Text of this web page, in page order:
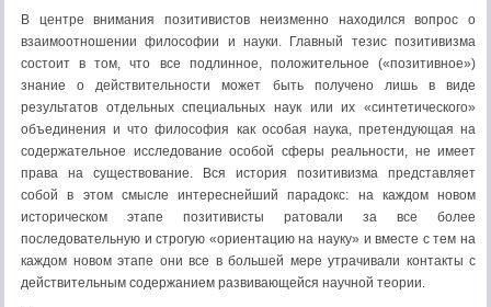
В центре внимания позитивистов неизменно находился вопрос о
взаимоотношении философии и науки. Главный тезис позитивизма
состоит в том, что все подлинное, поло­жительное («позитивное»)
знание о действительности мо­жет быть получено лишь в виде
результатов отдельных специальных наук или их «синтетического»
объединения и что философия как особая наука, претендую­щая на
содержательное исследование особой сферы реаль­ности, не имеет
права на существование. Вся история по­зитивизма представляет
собой в этом смысле интересней­ший парадокс: на каждом новом
историческом этапе пози­тивисты ратовали за все более
последовательную и строгую «ориентацию на науку» и вместе с тем на
каждом новом этапе они все в большей мере утрачивали контакты с
дей­ствительным содержанием развивающейся научной тео­рии.